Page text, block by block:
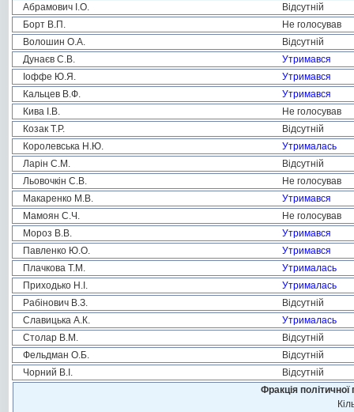
Абрамович І.О.
Відсутній
Борт В.П.
Не голосував
Волошин О.А.
Відсутній
Дунаєв С.В.
Утримався
Іоффе Ю.Я.
Утримався
Кальцев В.Ф.
Утримався
Кива І.В.
Не голосував
Козак Т.Р.
Відсутній
Королевська Н.Ю.
Утрималась
Ларін С.М.
Відсутній
Льовочкін С.В.
Не голосував
Макаренко М.В.
Утримався
Мамоян С.Ч.
Не голосував
Мороз В.В.
Утримався
Павленко Ю.О.
Утримався
Плачкова Т.М.
Утрималась
Приходько Н.І.
Утрималась
Рабінович В.З.
Відсутній
Славицька А.К.
Утрималась
Столар В.М.
Відсутній
Фельдман О.Б.
Відсутній
Чорний В.І.
Відсутній
Фракція